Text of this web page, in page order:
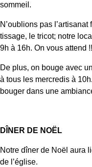
sommeil.
N’oublions pas
tissage, le tricot; notre
9h à 16h. On vous attend
De plus, on bouge avec
à tous les mercredis à
bouger dans une
DÎNER DE NOËL
Notre dîner de Noël aura
de l’église.